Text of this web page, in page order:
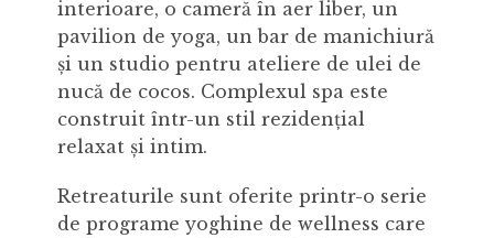
interioare, o cameră în aer liber, un
pavilion de yoga, un bar de manichiură
și un studio pentru ateliere de ulei de
nucă de cocos. Complexul spa este
construit într-un stil rezidențial
relaxat și intim.
Retreaturile sunt oferite printr-o serie
de programe yoghine de wellness care